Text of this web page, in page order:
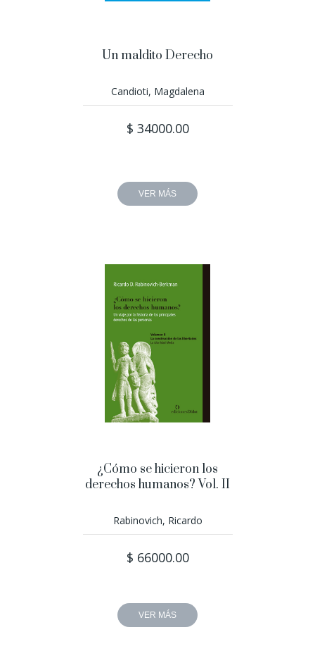
Un maldito Derecho
Candioti, Magdalena
$ 34000.00
VER MÁS
¿Cómo se hicieron los
derechos humanos? Vol. II
Rabinovich, Ricardo
$ 66000.00
VER MÁS